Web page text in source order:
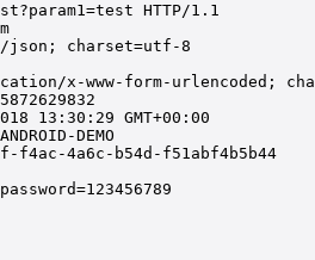
HTTP/1.1
json; charset=utf-8
x-www-form-urlencoded;
13:30:29 GMT+00:00
DEMO
f4ac-4a6c-b54d-f51abf4b5b44